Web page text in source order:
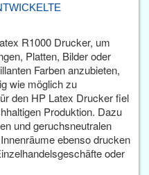
R1000 Drucker, um
Platten, Bilder oder
Farben anzubieten,
wie möglich zu
den HP Latex Drucker fiel
Produktion. Dazu
und geruchsneutralen
ebenso drucken
oder